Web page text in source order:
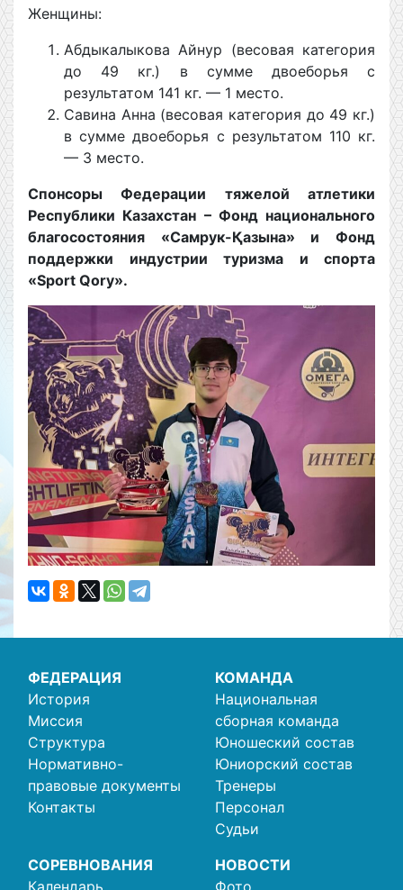
Женщины:
Абдыкалыкова Айнур (весовая категория
до 49 кг.) в сумме двоеборья с
результатом 141 кг. — 1 место.
Савина Анна (весовая категория до 49 кг.)
в сумме двоеборья с результатом 110 кг.
— 3 место.
Спонсоры Федерации тяжелой атлетики
Республики Казахстан – Фонд национального
благосостояния «Самрук-Қазына» и Фонд
поддержки индустрии туризма и спорта
«Sport Qory».
ФЕДЕРАЦИЯ
История
Миссия
Структура
Нормативно-
правовые документы
Контакты
КОМАНДА
Национальная
сборная команда
Юношеский состав
Юниорский состав
Тренеры
Персонал
Судьи
СОРЕВНОВАНИЯ
НОВОСТИ